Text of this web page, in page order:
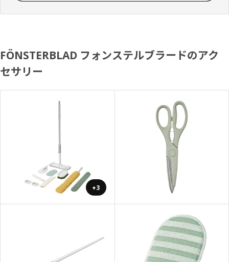
FÖNSTERBLAD フォンステルブラードのアク
セサリー
+3